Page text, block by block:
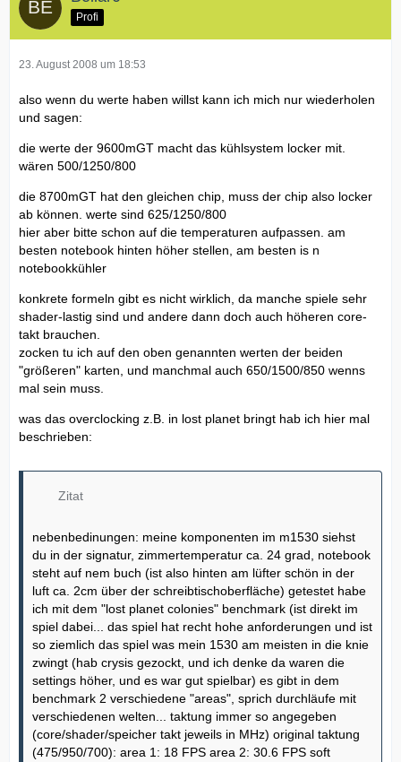
Profi
23. August 2008 um 18:53
also wenn du werte haben willst kann ich mich nur wiederholen
und sagen:
die werte der 9600mGT macht das kühlsystem locker mit.
wären 500/1250/800
die 8700mGT hat den gleichen chip, muss der chip also locker
ab können. werte sind 625/1250/800
hier aber bitte schon auf die temperaturen aufpassen. am
besten notebook hinten höher stellen, am besten is n
notebookkühler
konkrete formeln gibt es nicht wirklich, da manche spiele sehr
shader-lastig sind und andere dann doch auch höheren core-
takt brauchen.
zocken tu ich auf den oben genannten werten der beiden
"größeren" karten, und manchmal auch 650/1500/850 wenns
mal sein muss.
was das overclocking z.B. in lost planet bringt hab ich hier mal
beschrieben:
Zitat
nebenbedinungen: meine komponenten im m1530 siehst
du in der signatur, zimmertemperatur ca. 24 grad, notebook
steht auf nem buch (ist also hinten am lüfter schön in der
luft ca. 2cm über der schreibtischoberfläche) getestet habe
ich mit dem "lost planet colonies" benchmark (ist direkt im
spiel dabei... das spiel hat recht hohe anforderungen und ist
so ziemlich das spiel was mein 1530 am meisten in die knie
zwingt (hab crysis gezockt, und ich denke da waren die
settings höher, und es war gut spielbar) es gibt in dem
benchmark 2 verschiedene "areas", sprich durchläufe mit
verschiedenen welten... taktung immer so angegeben
(core/shader/speicher takt jeweils in MHz) original taktung
(475/950/700): area 1: 18 FPS area 2: 30.6 FPS soft